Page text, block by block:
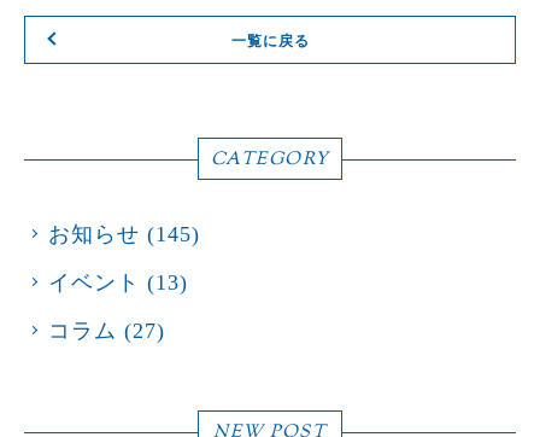
一覧に戻る
CATEGORY
お知らせ (145)
イベント (13)
コラム (27)